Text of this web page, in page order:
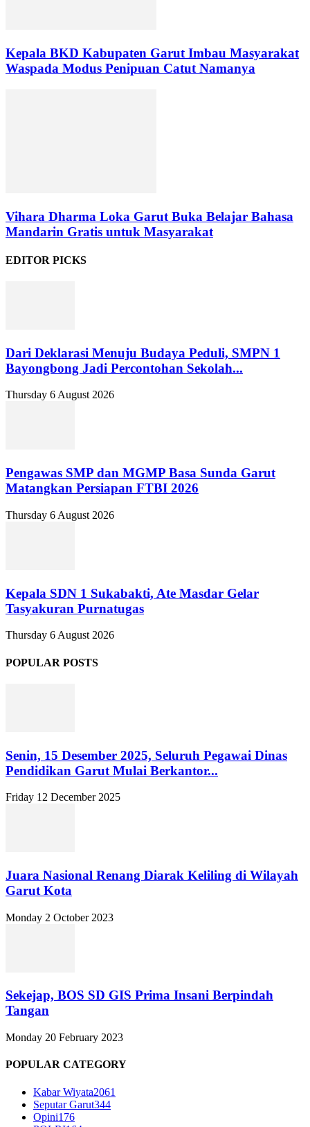
Kepala BKD Kabupaten Garut Imbau Masyarakat
Waspada Modus Penipuan Catut Namanya
Vihara Dharma Loka Garut Buka Belajar Bahasa
Mandarin Gratis untuk Masyarakat
EDITOR PICKS
Dari Deklarasi Menuju Budaya Peduli, SMPN 1
Bayongbong Jadi Percontohan Sekolah...
Thursday 6 August 2026
Pengawas SMP dan MGMP Basa Sunda Garut
Matangkan Persiapan FTBI 2026
Thursday 6 August 2026
Kepala SDN 1 Sukabakti, Ate Masdar Gelar
Tasyakuran Purnatugas
Thursday 6 August 2026
POPULAR POSTS
Senin, 15 Desember 2025, Seluruh Pegawai Dinas
Pendidikan Garut Mulai Berkantor...
Friday 12 December 2025
Juara Nasional Renang Diarak Keliling di Wilayah
Garut Kota
Monday 2 October 2023
Sekejap, BOS SD GIS Prima Insani Berpindah
Tangan
Monday 20 February 2023
POPULAR CATEGORY
Kabar Wiyata2061
Seputar Garut344
Opini176